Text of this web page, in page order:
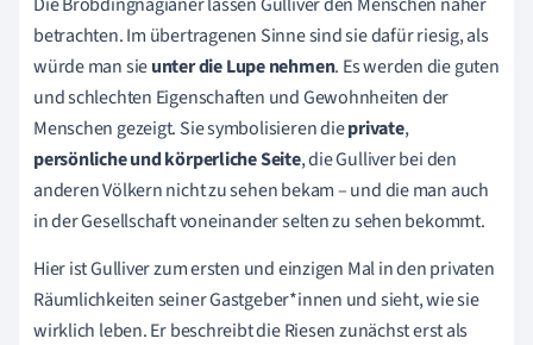
betrachten. Im übertragenen Sinne sind sie dafür riesig, als
würde man sieunter die Lupe nehmen. Es werden die guten
und schlechten Eigenschaften und Gewohnheiten der
Menschen gezeigt. Sie symbolisieren dieprivate,
persönliche und körperliche Seite, die Gulliver bei den
anderen Völkern nicht zu sehen bekam – und die man auch
in der Gesellschaft voneinander selten zu sehen bekommt.
Hier ist Gulliver zum ersten und einzigen Mal in den privaten
Räumlichkeiten seiner Gastgeber*innen und sieht, wie sie
wirklich leben. Er beschreibt die Riesen zunächst erst als